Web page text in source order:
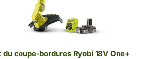
du coupe-bordures Ryobi 18V One+